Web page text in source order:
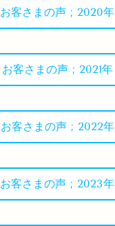
お客さまの声 ; 2020年
お客さまの声 ; 2021年
お客さまの声 ; 2022年
お客さまの声 ; 2023年